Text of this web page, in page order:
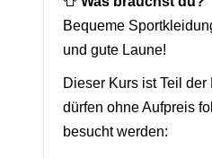
Bequeme
und gute Laune!
Dieser Kurs ist Teil
dürfen ohne Aufpreis
besucht werden: